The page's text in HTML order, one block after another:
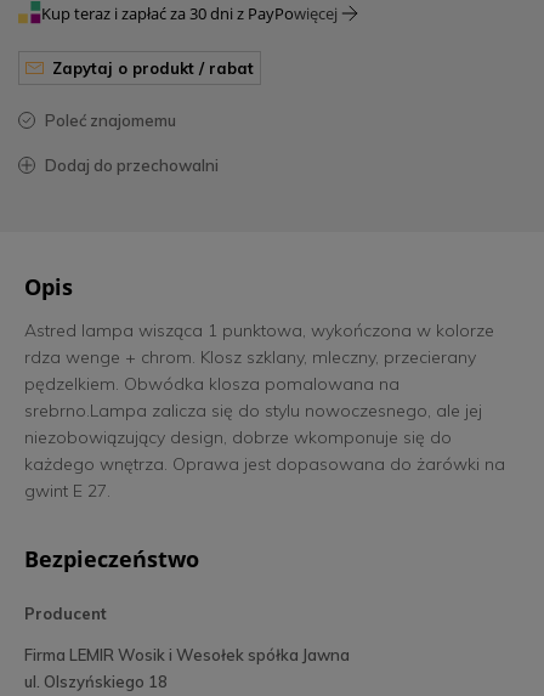
Kup teraz i zapłać za 30 dni z PayPowięcej
zapytaj o produkt / rabat
poleć znajomemu
dodaj do przechowalni
Opis
Astred lampa wisząca 1 punktowa, wykończona w kolorze
rdza wenge + chrom. Klosz szklany, mleczny, przecierany
pędzelkiem. Obwódka klosza pomalowana na
srebrno.Lampa zalicza się do stylu nowoczesnego, ale jej
niezobowiązujący design, dobrze wkomponuje się do
każdego wnętrza. Oprawa jest dopasowana do żarówki na
gwint E 27.
Bezpieczeństwo
Producent
Firma LEMIR Wosik i Wesołek spółka Jawna
ul. Olszyńskiego 18